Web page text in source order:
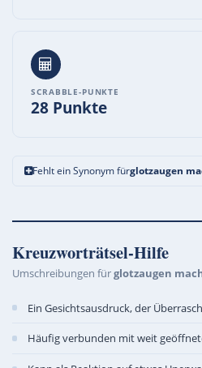
SCRABBLE-PUNKTE
28 Punkte
Fehlt ein Synonym fürglotzaugen
Kreuzworträtsel-Hilfe
Umschreibungen fürglotzaugen
Ein Gesichtsausdruck, der
Häufig verbunden mit weit